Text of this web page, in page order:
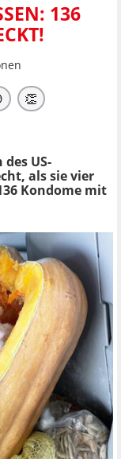
136
👏
US-
als sie vier
Kondome mit